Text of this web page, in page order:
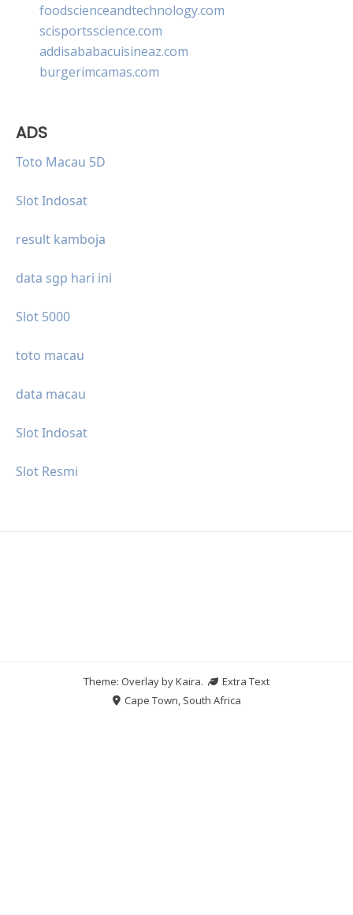
foodscienceandtechnology.com
scisportsscience.com
addisababacuisineaz.com
burgerimcamas.com
ADS
Toto Macau 5D
Slot Indosat
result kamboja
data sgp hari ini
Slot 5000
toto macau
data macau
Slot Indosat
Slot Resmi
Theme: Overlay byKaira.
Extra Text
Cape Town, South Africa